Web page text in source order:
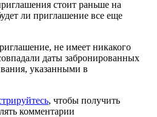
стоит раньше на
ли приглашение все еще
не имеет никакого
даты забронированных
указанными в
, чтобы получить
комментарии